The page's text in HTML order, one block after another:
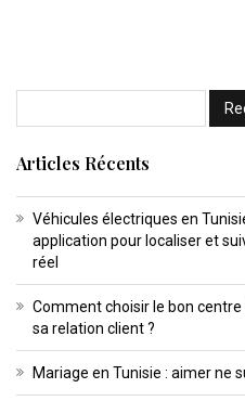
Articles Récents
Véhicules électriques en
application pour localiser et
réel
Comment choisir le bon
sa relation client ?
Mariage en Tunisie : aimer ne